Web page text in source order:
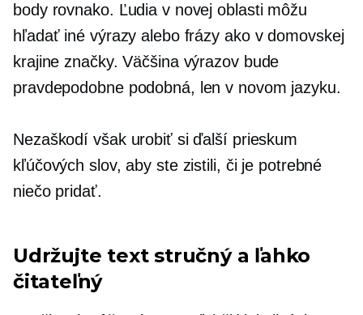
body rovnako. Ľudia v novej oblasti môžu
hľadať iné výrazy alebo frázy ako v domovskej
krajine značky. Väčšina výrazov bude
pravdepodobne podobná, len v novom jazyku.
Nezaškodí však urobiť si ďalší prieskum
kľúčových slov, aby ste zistili, či je potrebné
niečo pridať.
Udržujte text stručný a ľahko
čitateľný